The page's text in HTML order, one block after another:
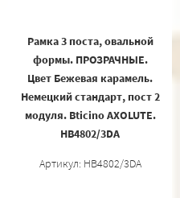
Рамка 3 поста, овальной
формы. ПРОЗРАЧНЫЕ.
Цвет Бежевая карамель.
Немецкий стандарт, пост 2
модуля. Bticino AXOLUTE.
HB4802/3DA
Артикул: HB4802/3DA